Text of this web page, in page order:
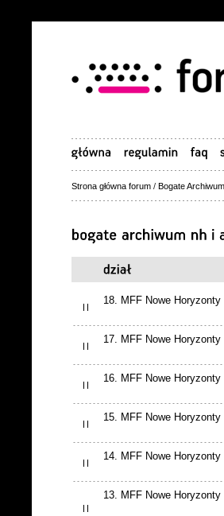
Strona główna forum / Bogate
18. MFF Nowe Horyzonty
17. MFF Nowe
16. MFF Nowe Horyzonty
15. MFF Nowe Horyzonty
14. MFF Nowe Horyzonty
13. MFF Nowe Horyzonty